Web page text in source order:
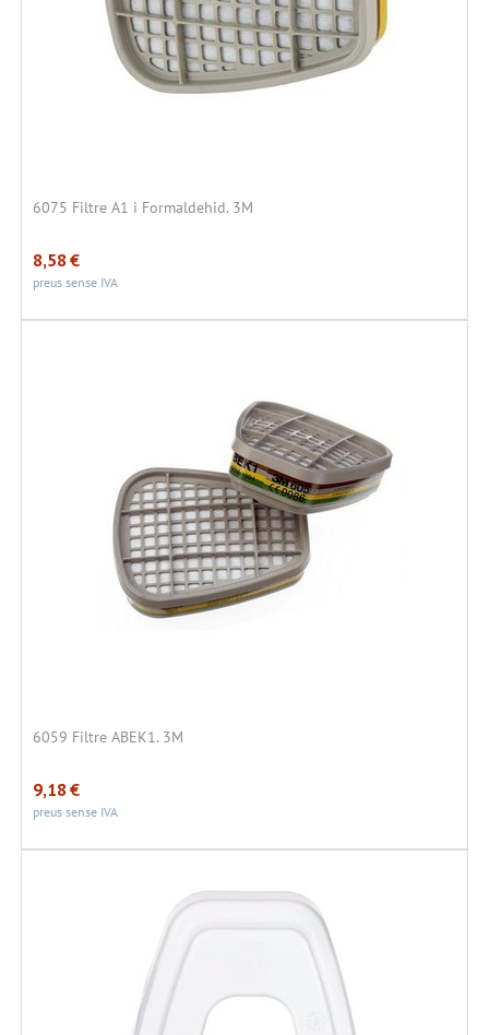
6075 Filtre A1 i Formaldehid. 3M
8,58 €
preus sense IVA
6059 Filtre ABEK1. 3M
9,18 €
preus sense IVA